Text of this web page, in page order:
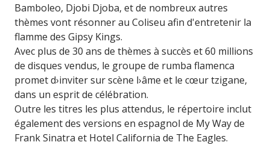
Bamboleo, Djobi Djoba, et de nombreux autres
thèmes vont résonner au Coliseu afin d'entretenir la
flamme des Gipsy Kings.
Avec plus de 30 ans de thèmes à succès et 60 millions
de disques vendus, le groupe de rumba flamenca
promet d›inviter sur scène l›âme et le cœur tzigane,
dans un esprit de célébration.
Outre les titres les plus attendus, le répertoire inclut
également des versions en espagnol de My Way de
Frank Sinatra et Hotel California de The Eagles.